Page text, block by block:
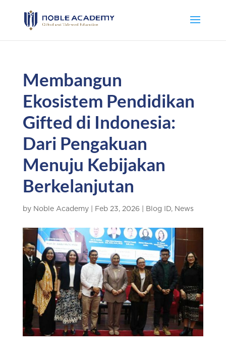
Membangun
Ekosistem Pendidikan
Gifted di Indonesia:
Dari Pengakuan
Menuju Kebijakan
Berkelanjutan
by Noble Academy| Feb 23, 2026 Blog ID, News